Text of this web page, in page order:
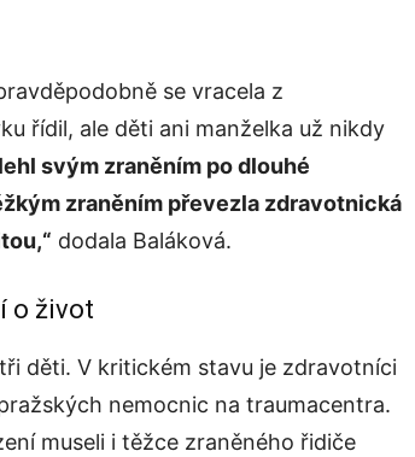
se vracela z
řídil, ale děti ani manželka už nikdy
svým zraněním po dlouhé
zraněním převezla zdravotnická
dodala Baláková.
o život
děti. V kritickém stavu je zdravotníci
nemocnic na traumacentra.
museli i těžce zraněného řidiče